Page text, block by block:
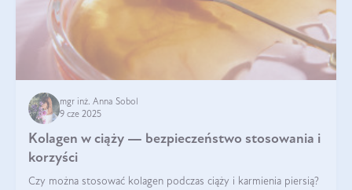
mgr inż. Anna Sobol
9 cze 2025
Kolagen w ciąży — bezpieczeństwo stosowania i
korzyści
Czy można stosować kolagen podczas ciąży i karmienia piersią?